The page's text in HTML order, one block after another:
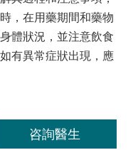
，在用藥期間和藥物
體狀況，並注意飲食
有異常症狀出現，應
咨詢醫生